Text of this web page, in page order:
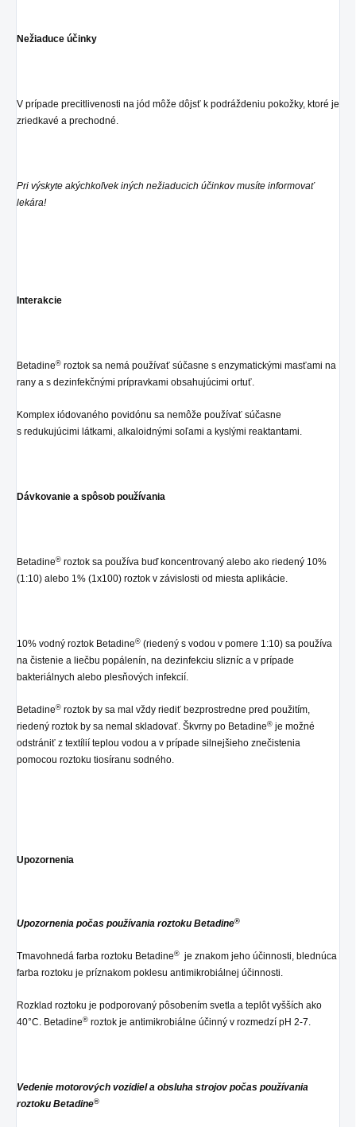
Nežiaduce účinky
V prípade precitlivenosti na jód môže dôjsť k podráždeniu pokožky, ktoré je
zriedkavé a prechodné.
Pri výskyte akýchkoľvek iných nežiaducich účinkov musíte informovať
lekára!
Interakcie
Betadine® roztok sa nemá používať súčasne s enzymatickými masťami na
rany a s dezinfekčnými prípravkami obsahujúcimi ortuť.
Komplex iódovaného povidónu sa nemôže používať súčasne
s redukujúcimi látkami, alkaloidnými soľami a kyslými reaktantami.
Dávkovanie a spôsob používania
Betadine® roztok sa používa buď koncentrovaný alebo ako riedený 10%
(1:10) alebo 1% (1x100) roztok v závislosti od miesta aplikácie.
10% vodný roztok Betadine® (riedený s vodou v pomere 1:10) sa používa
na čistenie a liečbu popálenín, na dezinfekciu slizníc a v prípade
bakteriálnych alebo plesňových infekcií.
Betadine® roztok by sa mal vždy riediť bezprostredne pred použitím,
riedený roztok by sa nemal skladovať. Škvrny po Betadine® je možné
odstrániť z textílií teplou vodou a v prípade silnejšieho znečistenia
pomocou roztoku tiosíranu sodného.
Upozornenia
Upozornenia počas používania roztoku Betadine®
Tmavohnedá farba roztoku Betadine® je znakom jeho účinnosti, blednúca
farba roztoku je príznakom poklesu antimikrobiálnej účinnosti.
Rozklad roztoku je podporovaný pôsobením svetla a teplôt vyšších ako
40°C. Betadine® roztok je antimikrobiálne účinný v rozmedzí pH 2-7.
Vedenie motorových vozidiel a obsluha strojov počas používania
roztoku Betadine®